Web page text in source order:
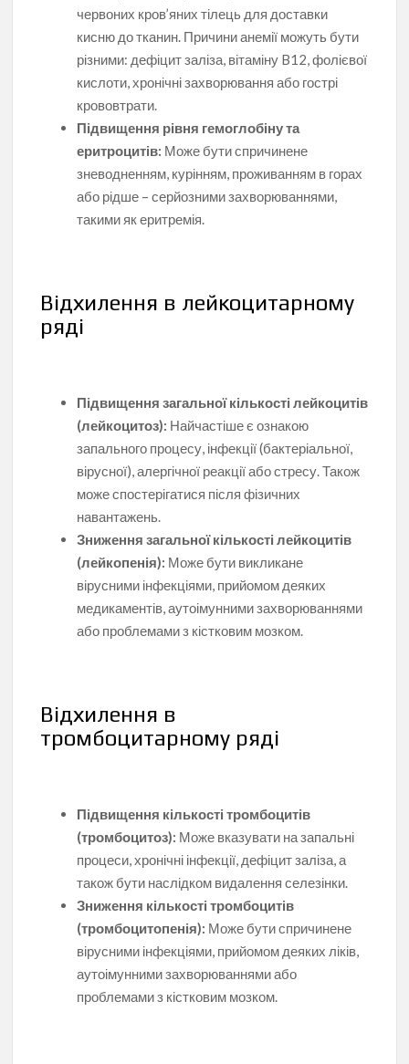
червоних кров’яних тілець для доставки
кисню до тканин. Причини анемії можуть бути
різними: дефіцит заліза, вітаміну B12, фолієвої
кислоти, хронічні захворювання або гострі
крововтрати.
Підвищення рівня гемоглобіну та
еритроцитів: Може бути спричинене
зневодненням, курінням, проживанням в горах
або рідше – серйозними захворюваннями,
такими як еритремія.
Відхилення в лейкоцитарному
ряді
Підвищення загальної кількості лейкоцитів
(лейкоцитоз): Найчастіше є ознакою
запального процесу, інфекції (бактеріальної,
вірусної), алергічної реакції або стресу. Також
може спостерігатися після фізичних
навантажень.
Зниження загальної кількості лейкоцитів
(лейкопенія): Може бути викликане
вірусними інфекціями, прийомом деяких
медикаментів, аутоімунними захворюваннями
або проблемами з кістковим мозком.
Відхилення в
тромбоцитарному ряді
Підвищення кількості тромбоцитів
(тромбоцитоз): Може вказувати на запальні
процеси, хронічні інфекції, дефіцит заліза, а
також бути наслідком видалення селезінки.
Зниження кількості тромбоцитів
(тромбоцитопенія): Може бути спричинене
вірусними інфекціями, прийомом деяких ліків,
аутоімунними захворюваннями або
проблемами з кістковим мозком.